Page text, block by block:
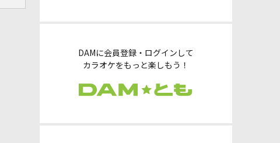
DAMに会員登録・ログインして
カラオケをもっと楽しもう！